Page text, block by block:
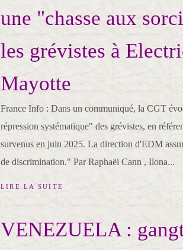
une "chasse aux
les grévistes à
Mayotte
France Info : Dans un communiqué, la CGT
répression systématique" des grévistes, en
survenus en juin 2025. La direction d'EDM
de discrimination." Par Raphaël Cann , Ilona...
LIRE LA SUITE
VENEZUELA :